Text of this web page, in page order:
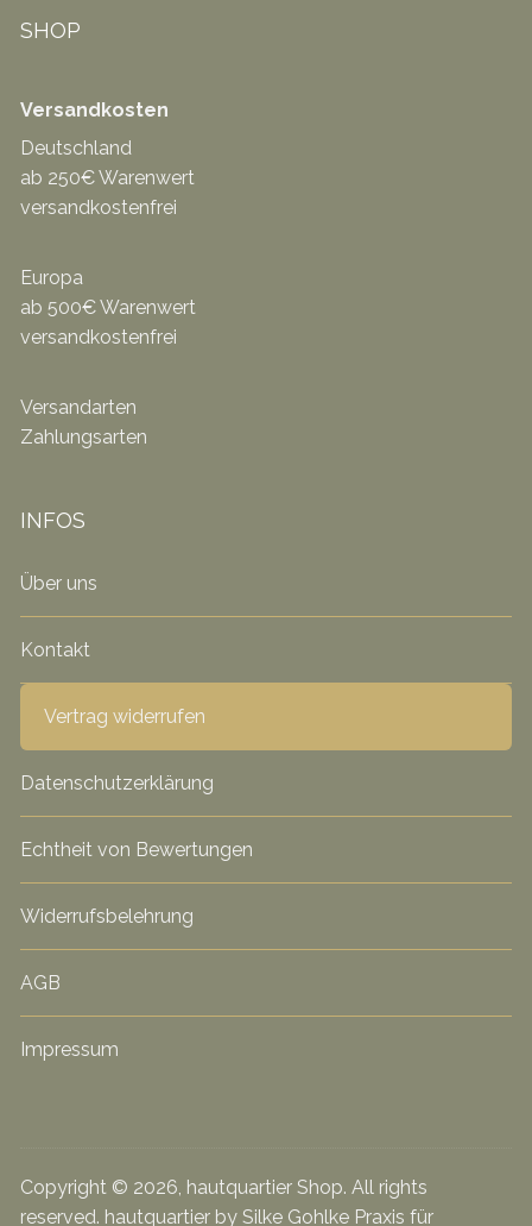
SHOP
Versandkosten
Deutschland
ab 250€ Warenwert
versandkostenfrei
Europa
ab 500€ Warenwert
versandkostenfrei
Versandarten
Zahlungsarten
INFOS
Über uns
Kontakt
Vertrag widerrufen
Datenschutzerklärung
Echtheit von Bewertungen
Widerrufsbelehrung
AGB
Impressum
Copyright © 2026, hautquartier Shop. All rights
reserved. hautquartier by Silke Gohlke Praxis für